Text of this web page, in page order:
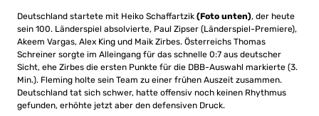
Deutschland startete mit Heiko Schaffartzik (Foto unten), der heute
sein 100. Länderspiel absolvierte, Paul Zipser (Länderspiel-Premiere),
Akeem Vargas, Alex King und Maik Zirbes. Österreichs Thomas
Schreiner sorgte im Alleingang für das schnelle 0:7 aus deutscher
Sicht, ehe Zirbes die ersten Punkte für die DBB-Auswahl markierte (3.
Min.). Fleming holte sein Team zu einer frühen Auszeit zusammen.
Deutschland tat sich schwer, hatte offensiv noch keinen Rhythmus
gefunden, erhöhte jetzt aber den defensiven Druck.